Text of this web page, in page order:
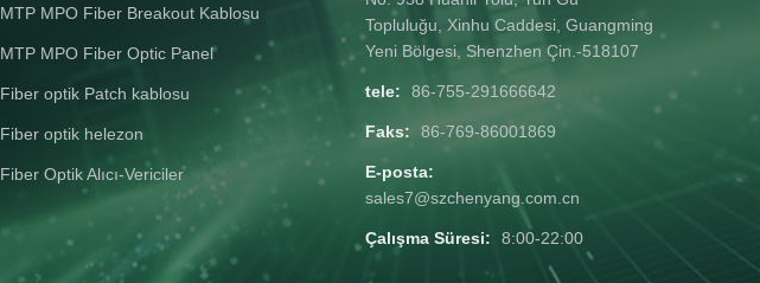
MTP MPO Fiber Breakout Kablosu
MTP MPO Fiber Optic Panel
Fiber optik Patch kablosu
Fiber optik helezon
Fiber Optik Alıcı-Vericiler
Topluluğu, Xinhu Caddesi, Guangming
Yeni Bölgesi, Shenzhen Çin.-518107
tele: 86-755-291666642
Faks: 86-769-86001869
E-posta:
sales7@szchenyang.com.cn
Çalışma Süresi: 8:00-22:00